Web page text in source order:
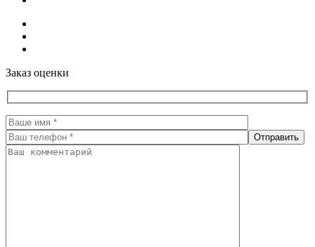
Заказ оценки